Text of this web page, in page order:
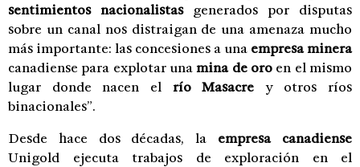
sentimientos nacionalistasgenerados por disputas
sobre un canal nos distraigan de una amenaza mucho
más importante: las concesiones a una empresa minera
canadiense para explotar unamina de oro en el mismo
lugar donde nacen el río Masacre y otros ríos
binacionales”.
Desde hace dos décadas, la empresa canadiense
Unigold ejecuta trabajos de exploración en el